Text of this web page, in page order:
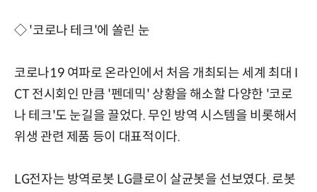
◇ '코로나 테크'에 쏠린 눈
코로나19 여파로 온라인에서 처음 개최되는 세계 최대 I
CT 전시회인 만큼 '펜데믹' 상황을 해소할 다양한 '코로
나 테크'도 눈길을 끌었다. 무인 방역 시스템을 비롯해서
위생 관련 제품 등이 대표적이다.
LG전자는 방역로봇 LG클로이 살균봇을 선보였다. 로봇